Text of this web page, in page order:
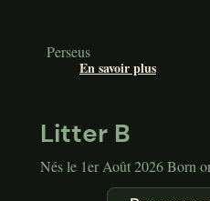
Perseus
En savoir plus
Litter B
Nés le 1er Août 2026 Born